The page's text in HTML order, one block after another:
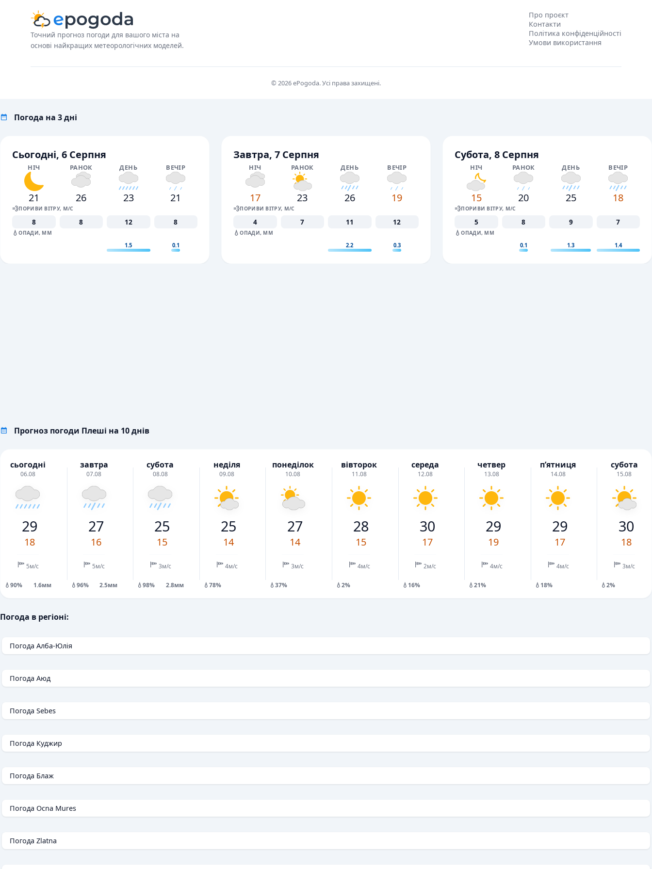
Точний прогноз погоди для вашого міста на
основі найкращих метеорологічних моделей.
Про проєкт
Контакти
Політика конфіденційності
Умови використання
© 2026 ePogoda. Усі права захищені.
Погода на 3 дні
Сьогодні, 6 Серпня
НІЧ РАНОК ДЕНЬ ВЕЧІР
21 26 23 21
💨ПОРИВИ ВІТРУ, М/С
8 8 12 8
💧ОПАДИ, ММ
1.5 0.1
Завтра, 7 Серпня
НІЧ РАНОК ДЕНЬ ВЕЧІР
17 23 26 19
💨ПОРИВИ ВІТРУ, М/С
4 7 11 12
💧ОПАДИ, ММ
2.2 0.3
Субота, 8 Серпня
НІЧ РАНОК ДЕНЬ ВЕЧІР
15 20 25 18
💨ПОРИВИ ВІТРУ, М/С
5 8 9 7
💧ОПАДИ, ММ
0.1 1.3 1.4
Прогноз погоди Плеші на 10 днів
сьогодні
06.08
29
18
5м/с
💧90% 1.6мм
завтра
07.08
27
16
5м/с
💧96% 2.5мм
субота
08.08
25
15
3м/с
💧98% 2.8мм
неділя
09.08
25
14
4м/с
💧78%
понеділок
10.08
27
14
3м/с
💧37%
вівторок
11.08
28
15
4м/с
💧2%
середа
12.08
30
17
2м/с
💧16%
четвер
13.08
29
19
4м/с
💧21%
пʼятниця
14.08
29
17
4м/с
💧18%
субота
15.08
30
18
3м/с
💧2%
Погода в регіоні:
Погода Алба-Юлія
Погода Аюд
Погода Sebes
Погода Куджир
Погода Блаж
Погода Ocna Mures
Погода Zlatna